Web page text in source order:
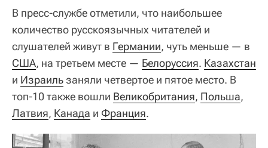
В пресс-службе отметили, что наибольшее
количество русскоязычных читателей и
слушателей живут в Германии, чуть меньше — в
США, на третьем месте — Белоруссия. Казахстан
и Израильзаняли четвертое и пятое место. В
топ-10 также вошли Великобритания, Польша,
Латвия, Канада и Франция.